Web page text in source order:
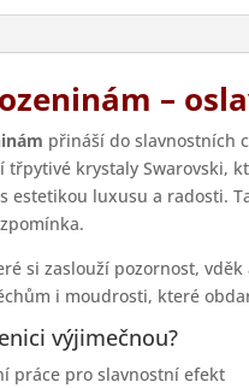
–
přináší do slavnostních
krystaly Swarovski,
luxusu a radosti.
si zaslouží pozornost,
i moudrosti, které
výjimečnou?
práce pro slavnostní efekt